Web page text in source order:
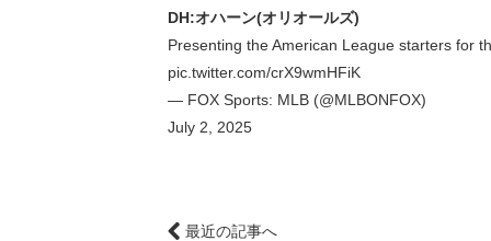
DH:オハーン(オリオールズ)
Presenting the American League starters for
pic.twitter.com/crX9wmHFiK
— FOX Sports: MLB (@MLBONFOX)
July 2, 2025
最近の記事へ